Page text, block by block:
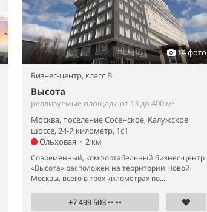
14 фото
Бизнес-центр, класс B
Высота
реализуемые площади от 13 до 400 м²
Москва, поселение Сосенское, Калужское
шоссе, 24-й километр, 1с1
Ольховая • 2 км
Современный, комфортабельный бизнес-центр
«Высота» расположен на территории Новой
Москвы, всего в трех километрах по...
+7 499 503 •• ••